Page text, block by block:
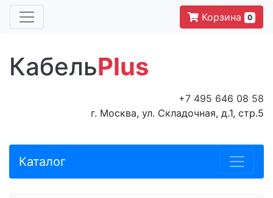
Корзина 0
КабельPlus
+7 495 646 08 58
г. Москва, ул. Складочная, д.1, стр.5
Каталог